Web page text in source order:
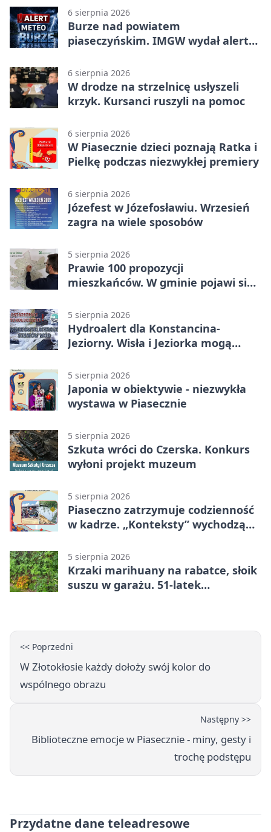
6 sierpnia 2026
Burze nad powiatem
piaseczyńskim. IMGW wydał alert
6 sierpnia 2026
W drodze na strzelnicę usłyszeli
krzyk. Kursanci ruszyli na pomoc
6 sierpnia 2026
W Piasecznie dzieci poznają Ratka i
Pielkę podczas niezwykłej premiery
6 sierpnia 2026
Józefest w Józefosławiu. Wrzesień
zagra na wiele sposobów
5 sierpnia 2026
Prawie 100 propozycji
mieszkańców. W gminie pojawi się
5 sierpnia 2026
Hydroalert dla Konstancina-
Jeziorny. Wisła i Jeziorka mogą
5 sierpnia 2026
Japonia w obiektywie - niezwykła
wystawa w Piasecznie
5 sierpnia 2026
Szkuta wróci do Czerska. Konkurs
wyłoni projekt muzeum
5 sierpnia 2026
Piaseczno zatrzymuje codzienność
w kadrze. „Konteksty” wychodzą
5 sierpnia 2026
Krzaki marihuany na rabatce, słoik
suszu w garażu. 51-latek
<< Poprzedni
W Złotokłosie każdy dołoży swój kolor do
wspólnego obrazu
Następny >>
Biblioteczne emocje w Piasecznie - miny, gesty i
trochę podstępu
Przydatne dane teleadresowe